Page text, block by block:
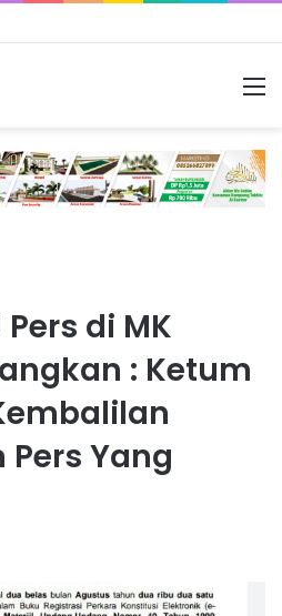
di MK
: Ketum
Yang